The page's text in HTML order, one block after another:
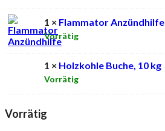
1 × Flammator Anzündhilfe
Vorrätig
1 × Holzkohle Buche, 10 kg
Vorrätig
Vorrätig